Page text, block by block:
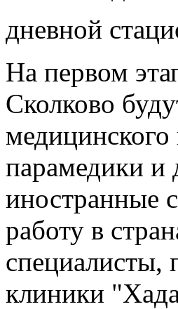
дневной
На первом
Сколково
парамедики и
иностранные
работу в
специалисты,
клиники